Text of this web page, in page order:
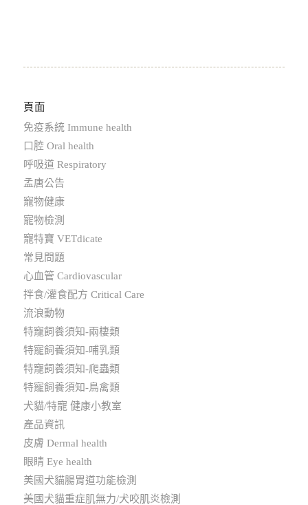
頁面
免疫系統 Immune health
口腔 Oral health
呼吸道 Respiratory
孟唐公告
寵物健康
寵物檢測
寵特寶 VETdicate
常見問題
心血管 Cardiovascular
拌食/灌食配方 Critical Care
流浪動物
特寵飼養須知-兩棲類
特寵飼養須知-哺乳類
特寵飼養須知-爬蟲類
特寵飼養須知-鳥禽類
犬貓/特寵 健康小教室
產品資訊
皮膚 Dermal health
眼睛 Eye health
美國犬貓腸胃道功能檢測
美國犬貓重症肌無力/犬咬肌炎檢測